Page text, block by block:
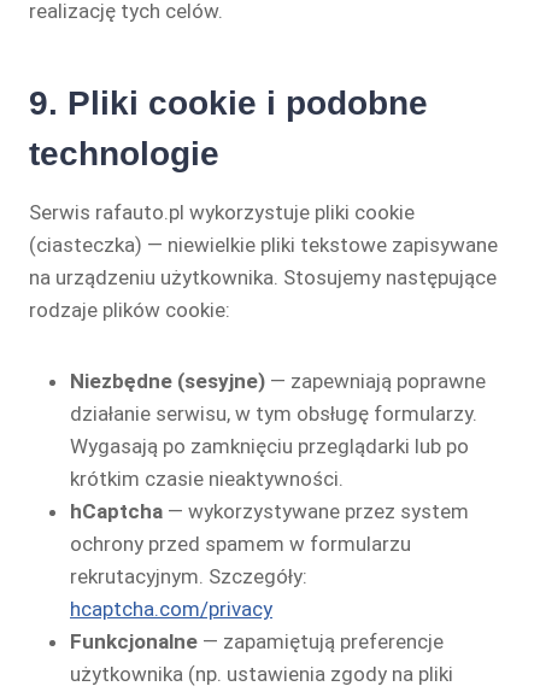
realizację tych celów.
9. Pliki cookie i podobne
technologie
Serwis rafauto.pl wykorzystuje pliki cookie
(ciasteczka) — niewielkie pliki tekstowe zapisywane
na urządzeniu użytkownika. Stosujemy następujące
rodzaje plików cookie:
Niezbędne (sesyjne) — zapewniają poprawne
działanie serwisu, w tym obsługę formularzy.
Wygasają po zamknięciu przeglądarki lub po
krótkim czasie nieaktywności.
hCaptcha — wykorzystywane przez system
ochrony przed spamem w formularzu
rekrutacyjnym. Szczegóły:
hcaptcha.com/privacy
Funkcjonalne — zapamiętują preferencje
użytkownika (np. ustawienia zgody na pliki